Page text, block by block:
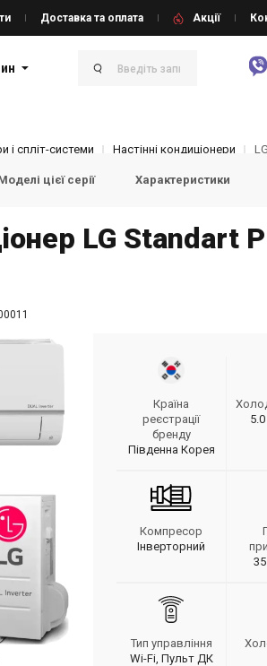
Доставка та оплата Акції
і спліт-системи Настінні кондиціонери
цієї серії Характеристики
LG Standart
Країна
реєстрації
бренду
Південна Корея
Компресор
Інверторний
Тип управління
Wi-Fi, Пульт ДК